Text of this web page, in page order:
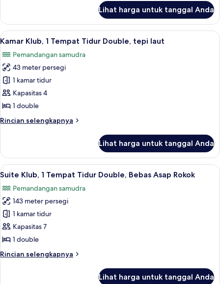
tempat
tidur
Sofa,
Bebas
Asap
Rokok
Suite
Klub,
1
Tidur
King
dengan
tempat
tidur
Sofa,
Bebas
Asap
Lihat harga untuk tanggal Anda
Lihat
semua
foto
untuk
Kamar
Klub,
1
Tidur
laut
Seprai premium, brankas, meja
11
Kamar Klub, 1 Tempat Tidur Double, tepi laut
Pemandangan samudra
43 meter persegi
1 kamar tidur
Kapasitas 4
1 double
Rincian selengkapnya
Rincian
Kamar
Klub,
1
Tidur
Double,
tepi
laut
Lihat harga untuk tanggal Anda
Lihat
semua
foto
untuk
Suite
Klub,
1
Tidur
Seprai premium, brankas, meja
11
Suite Klub, 1 Tempat Tidur Double, Bebas Asap Rokok
Pemandangan samudra
143 meter persegi
1 kamar tidur
Kapasitas 7
1 double
Rincian selengkapnya
Rincian
Lihat harga untuk tanggal Anda